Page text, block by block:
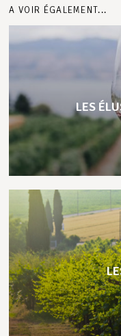
A VOIR ÉGALEMENT...
LES